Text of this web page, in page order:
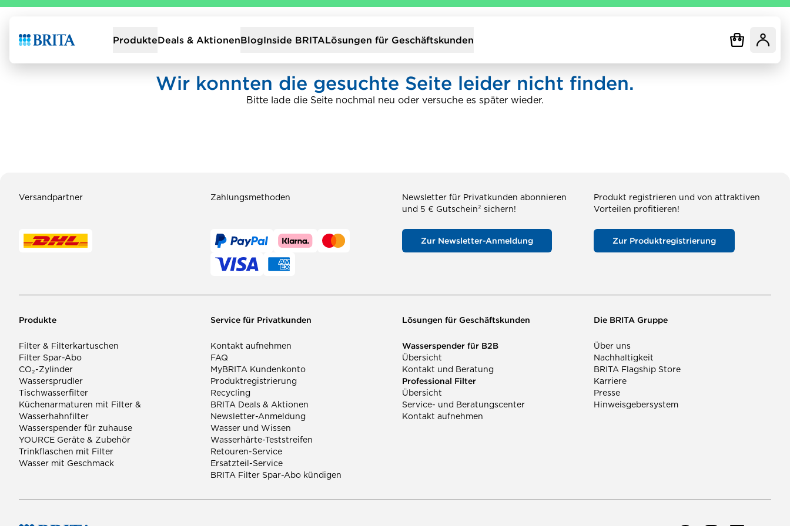
Zur Startseite
ProdukteDeals & AktionenBlogInside BRITALösungen für Geschäftskunden
Wir konnten die gesuchte Seite leider nicht finden.
Bitte lade die Seite nochmal neu oder versuche es später wieder.
Versandpartner Zahlungsmethoden
Newsletter für Privatkunden abonnieren
und 5 € Gutschein² sichern!
Zur Newsletter-Anmeldung
Produkt registrieren und von attraktiven
Vorteilen profitieren!
Zur Produktregistrierung
Produkte
Filter & Filterkartuschen
Filter Spar-Abo
CO₂-Zylinder
Wassersprudler
Tischwasserfilter
Küchenarmaturen mit Filter &
Wasserhahnfilter
Wasserspender für zuhause
YOURCE Geräte & Zubehör
Trinkflaschen mit Filter
Wasser mit Geschmack
Service für Privatkunden
Kontakt aufnehmen
FAQ
MyBRITA Kundenkonto
Produktregistrierung
Recycling
BRITA Deals & Aktionen
Newsletter-Anmeldung
Wasser und Wissen
Wasserhärte-Teststreifen
Retouren-Service
Ersatzteil-Service
BRITA Filter Spar-Abo kündigen
Lösungen für Geschäftskunden
Wasserspender für B2B
Übersicht
Kontakt und Beratung
Professional Filter
Übersicht
Service- und Beratungscenter
Kontakt aufnehmen
Die BRITA Gruppe
Über uns
Nachhaltigkeit
BRITA Flagship Store
Karriere
Presse
Hinweisgebersystem